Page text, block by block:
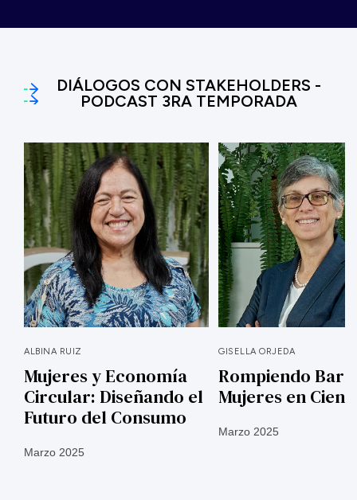
DIÁLOGOS CON STAKEHOLDERS -
PODCAST 3RA TEMPORADA
ALBINA RUIZ
Mujeres y Economía
Circular: Diseñando el
Futuro del Consumo
Marzo 2025
GISELLA ORJEDA
Rompiendo
Mujeres en
Marzo 2025